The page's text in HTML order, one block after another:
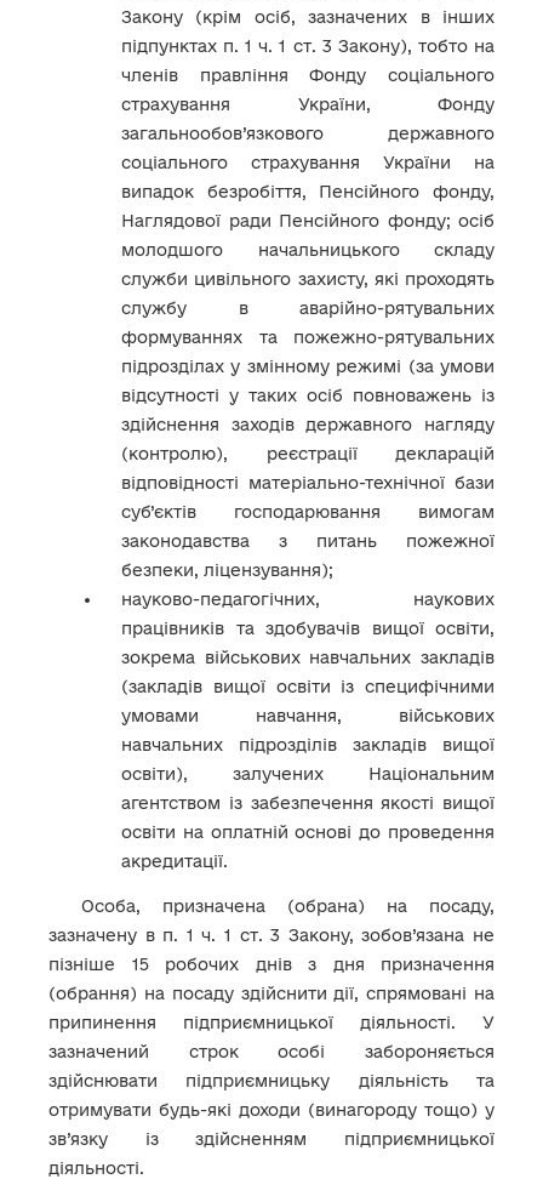
Закону (крім осіб, зазначених в інших
підпунктах п. 1 ч. 1 ст. 3 Закону), тобто на
членів правління Фонду соціального
страхування України, Фонду
загальнообов’язкового державного
соціального страхування України на
випадок безробіття, Пенсійного фонду,
Наглядової ради Пенсійного фонду; осіб
молодшого начальницького складу
служби цивільного захисту, які проходять
службу в аварійно-рятувальних
формуваннях та пожежно-рятувальних
підрозділах у змінному режимі (за умови
відсутності у таких осіб повноважень із
здійснення заходів державного нагляду
(контролю), реєстрації декларацій
відповідності матеріально-технічної бази
суб’єктів господарювання вимогам
законодавства з питань пожежної
безпеки, ліцензування);
науково-педагогічних, наукових
працівників та здобувачів вищої освіти,
зокрема військових навчальних закладів
(закладів вищої освіти із специфічними
умовами навчання, військових
навчальних підрозділів закладів вищої
освіти), залучених Національним
агентством із забезпечення якості вищої
освіти на оплатній основі до проведення
акредитації.
Особа, призначена (обрана) на посаду,
зазначену в п. 1 ч. 1 ст. 3 Закону, зобов’язана не
пізніше 15 робочих днів з дня призначення
(обрання) на посаду здійснити дії, спрямовані на
припинення підприємницької діяльності. У
зазначений строк особі забороняється
здійснювати підприємницьку діяльність та
отримувати будь-які доходи (винагороду тощо) у
зв’язку із здійсненням підприємницької
діяльності.